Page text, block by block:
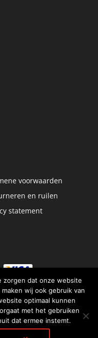
voorwaarden
en ruilen
statement
zorgen dat onze website
wij ook gebruik van
optimaal kunnen
met het gebruiken
dat ermee instemt.